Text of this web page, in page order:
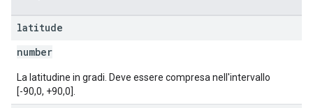
latitude
number
La latitudine in gradi. Deve essere compresa nell'intervallo
[-90,0, +90,0].